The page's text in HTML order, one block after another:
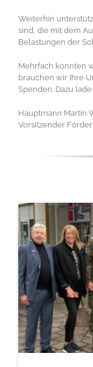
Weiterhin
sind, die mit dem
Belastungen der
Mehrfach konnten
brauchen wir Ihre
Spenden. Dazu
Hauptmann Martin
Vorsitzender